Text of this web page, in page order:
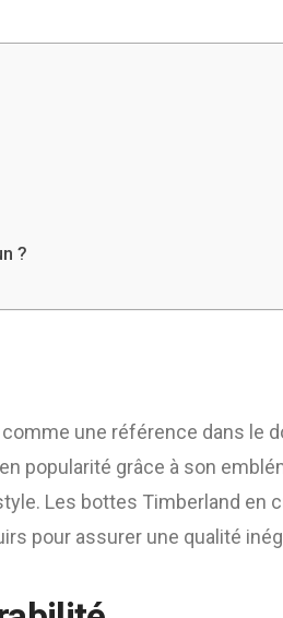
?
une référence dans le
popularité grâce à son
Les bottes Timberland en
pour assurer une qualité